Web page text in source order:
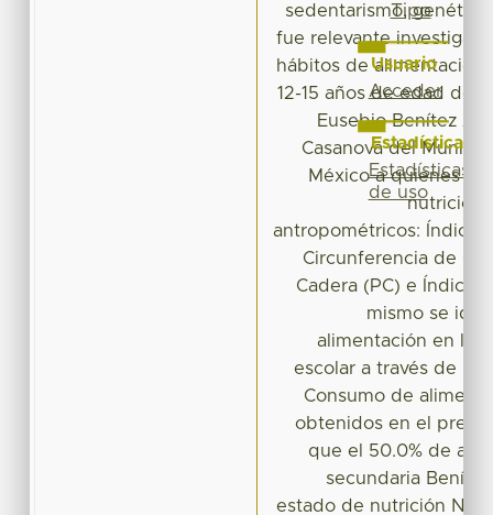
sedentarismo,
fue relevante investigar
hábitos de alimentación
12-15 años de edad de
Eusebio Benítez
Casanova del
México a quienes
nutrición
antropométricos: Índice
Circunferencia de
Cadera (PC) e Índice
mismo se
alimentación en la
escolar a través de la
Consumo de
obtenidos en el
que el 50.0% de
secundaria
estado de nutrición
Tipo
Usuario
Acceder
Estadísticas
Estadísticas
de uso